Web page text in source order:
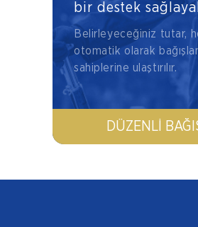
bir destek
Belirleyeceğiniz tutar,
otomatik olarak
sahiplerine ulaştırılır.
DÜZENLI